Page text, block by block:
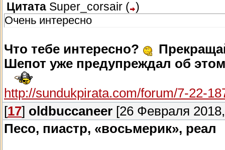
Цитата Super_corsair ( )
Очень интересно
Что тебе интересно?
Шепот уже предупреждал об
http://sundukpirata.com/forum/7-22-
[17] oldbuccaneer [26 Февраля
Песо, пиастр, «восьмерик», реал